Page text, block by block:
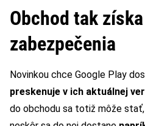
Obchod tak
zabezpečenia
Novinkou chce Google Play
preskenuje v ich aktuálnej
do obchodu sa totiž môže stať,